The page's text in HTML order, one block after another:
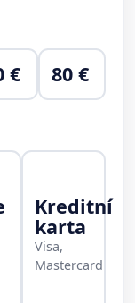
€ 80 €
Kreditní
karta
Visa,
Mastercard